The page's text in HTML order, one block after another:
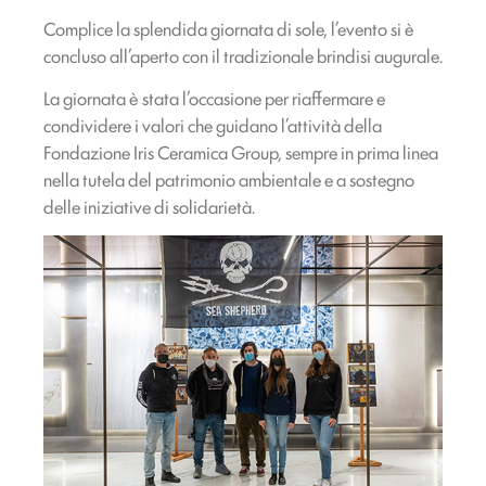
Complice la splendida giornata di sole, l’evento si è
concluso all’aperto con il tradizionale brindisi augurale.
La giornata è stata l’occasione per riaffermare e
condividere i valori che guidano l’attività della
Fondazione Iris Ceramica Group, sempre in prima linea
nella tutela del patrimonio ambientale e a sostegno
delle iniziative di solidarietà.